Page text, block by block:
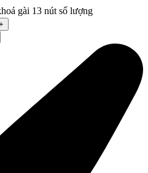
gài 13 nút số lượng